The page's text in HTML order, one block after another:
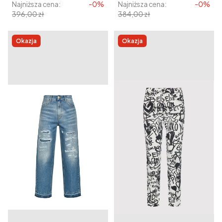
Najniższa cena:
396,00 zł
-0%
Najniższa cena:
384,00 zł
-0%
Okazja Okazja